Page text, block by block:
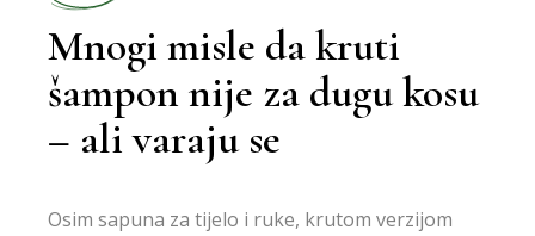
Mnogi misle da kruti
šampon nije za dugu kosu
– ali varaju se
Osim sapuna za tijelo i ruke, krutom verzijom